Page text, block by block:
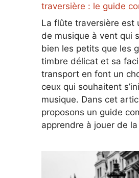
traversière : le guide
La flûte traversière est
de musique à vent qui
bien les petits que les
timbre délicat et sa
transport en font un
ceux qui souhaitent
musique. Dans cet
proposons un guide
apprendre à jouer de